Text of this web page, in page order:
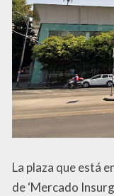
La plaza que está
de ‘Mercado